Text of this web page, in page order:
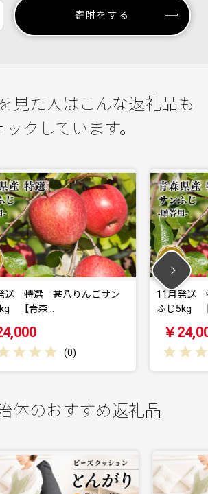
寄附をする
見た人はこんな返礼品も
ックしています。
11月発送 特選 甚八りんごサン
ふじ5kg 【青森…
￥24,000
2月
じ
体のおすすめ返礼品